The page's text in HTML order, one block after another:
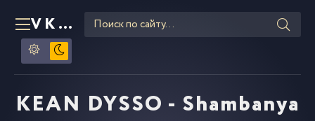
VKLIPE RU
KEAN DYSSO - Shambanya